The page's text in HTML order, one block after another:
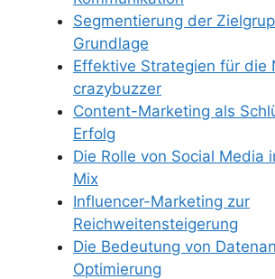
Segmentierung der
Grundlage
Effektive Strategien für die
crazybuzzer
Content-Marketing als
Erfolg
Die Rolle von Social Media
Mix
Influencer-Marketing zur
Reichweitensteigerung
Die Bedeutung von
Optimierung